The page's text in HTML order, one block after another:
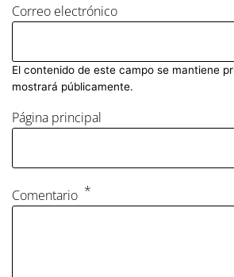
Correo electrónico
El contenido de este campo se mantiene
mostrará públicamente.
Página principal
Comentario